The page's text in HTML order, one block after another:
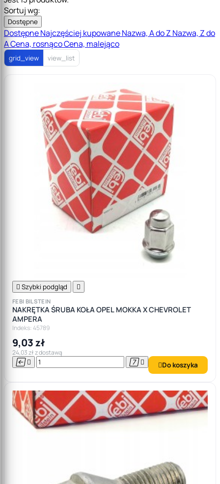
Sortuj wg:
Dostępne
DostępneNajczęściej kupowaneNazwa, A do Z Nazwa, Z do
ACena, rosnącoCena, malejąco
grid_view view_list
 Szybki podgląd 
FEBI BILSTEIN
NAKRĘTKA ŚRUBA KOŁA OPEL MOKKA X CHEVROLET
AMPERA
Indeks: 45789
9,03 zł
24,03 zł z dostawą
    Do koszyka